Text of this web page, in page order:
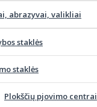
abrazyvai, valikliai
staklės
staklės
Plokščių pjovimo centrai